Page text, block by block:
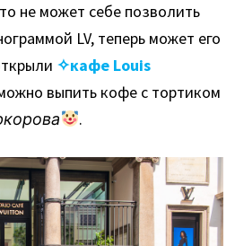
не может себе позволить
LV, теперь может его
✧кафе Louis
выпить кофе с тортиком
.